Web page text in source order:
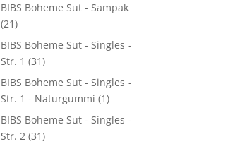
BIBS Boheme Sut - Sampak
(21)
BIBS Boheme Sut - Singles -
Str. 1 (31)
BIBS Boheme Sut - Singles -
Str. 1 - Naturgummi (1)
BIBS Boheme Sut - Singles -
Str. 2 (31)